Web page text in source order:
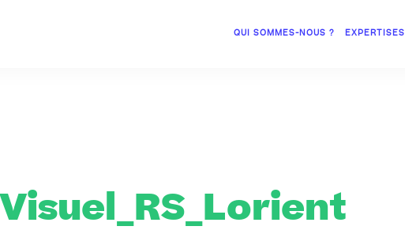
QUI SOMMES-NOUS ? EXPERTISES
Visuel_RS_Lorient